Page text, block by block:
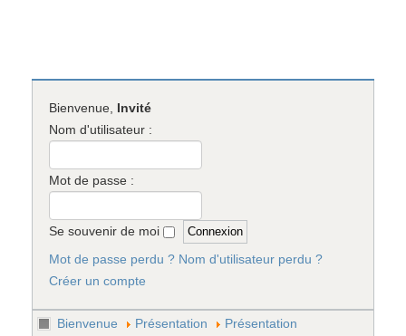
Bienvenue, Invité
Nom d'utilisateur :
Mot de passe :
Se souvenir de moi
Mot de passe perdu ? Nom d'utilisateur perdu ?
Créer un compte
Bienvenue Présentation Présentation